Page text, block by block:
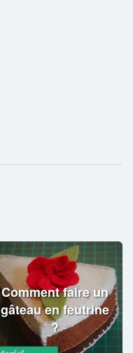
Comment faire un
gâteau en feutrine
?